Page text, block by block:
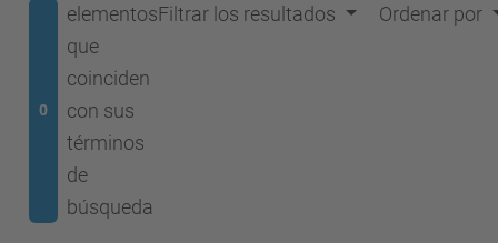
0
elementos
que
coinciden
con sus
términos
de
búsqueda
Filtrar los resultados Ordenar por